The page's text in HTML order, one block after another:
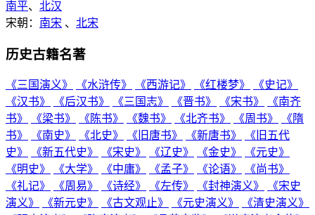
南平、 北汉
宋朝： 南宋 、 北宋
历史古籍名著
《三国演义》 《水浒传》 《西游记》 《红楼梦》
《史记》
《汉书》
《后汉书》 《三国志》 《晋书》 《宋书》
《南齐
书》
《梁书》 《陈书》 《魏书》 《北齐书》 《周书》
《隋
书》
《南史》 《北史》 《旧唐书》 《新唐书》
《旧五代
史》
《新五代史》 《宋史》 《辽史》 《金史》
《元史》
《明史》
《大学》 《中庸》 《孟子》 《论语》
《尚书》
《礼记》
《周易》 《诗经》 《左传》 《封神演义》
《宋史
演义》
《新元史》 《古文观止》 《元史演义》
《清史演义》